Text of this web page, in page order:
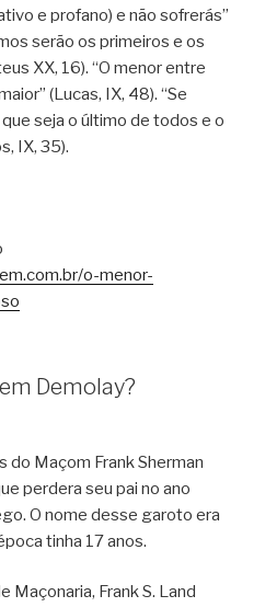
e profano) e não sofrerás”
serão os primeiros e os
XX, 16). “O menor entre
(Lucas, IX, 48). “Se
seja o último de todos e o
IX, 35).
o-menor-
Demolay?
do Maçom Frank Sherman
perdera seu pai no ano
O nome desse garoto era
tinha 17 anos.
Maçonaria, Frank S. Land